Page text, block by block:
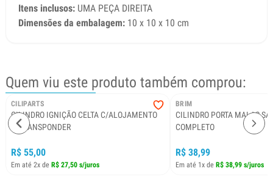
Itens inclusos: UMA PEÇA DIREITA
Dimensões da embalagem: 10 x 10 x 10 cm
Quem viu este produto também comprou:
CILIPARTS
CILINDRO IGNIÇÃO CELTA C/ALOJAMENTO
P/TRANSPONDER
R$ 55,00
Em até 2x de R$ 27,50 s/juros
BRIM
CILINDRO PORTA MALAS
COMPLETO
R$ 38,99
Em até 1x de R$ 38,99 s/juros